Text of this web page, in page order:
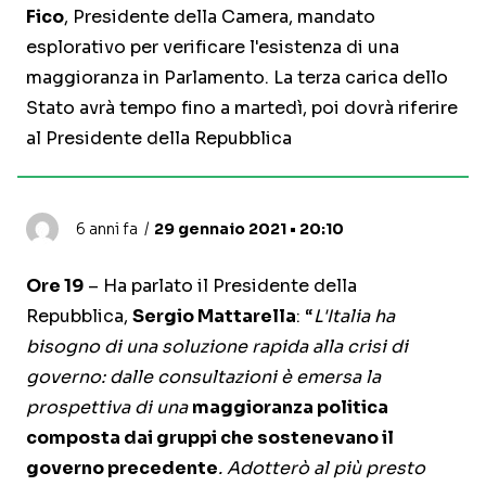
Fico, Presidente della Camera, mandato
esplorativo per verificare l'esistenza di una
maggioranza in Parlamento. La terza carica dello
Stato avrà tempo fino a martedì, poi dovrà riferire
al Presidente della Repubblica
6 anni fa 29 gennaio 2021 • 20:10
Ore 19 – Ha parlato il Presidente della
Repubblica, Sergio Mattarella: “L'Italia ha
bisogno di una soluzione rapida alla crisi di
governo: dalle consultazioni è emersa la
prospettiva di unamaggioranza politica
composta dai gruppi che sostenevano il
governo precedente. Adotterò al più presto